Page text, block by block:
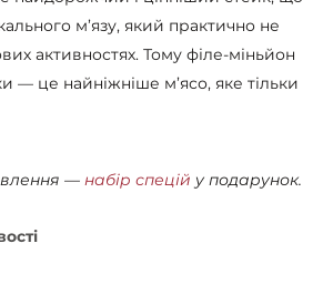
м’язу, який практично не
активностях. Тому філе-міньйон
— це найніжніше м’ясо, яке тільки
— набір спецій у подарунок.